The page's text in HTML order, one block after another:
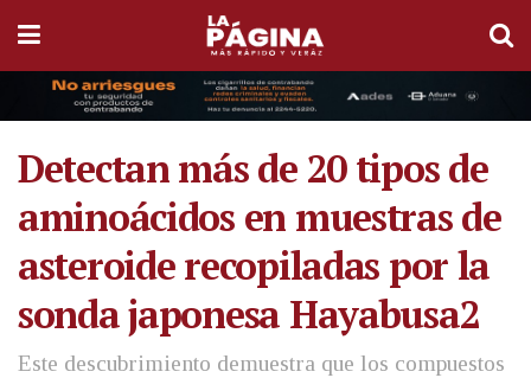
Detectan más de 20 tipos de
aminoácidos en muestras de
asteroide recopiladas por la
sonda japonesa Hayabusa2
Este descubrimiento demuestra que los compuestos